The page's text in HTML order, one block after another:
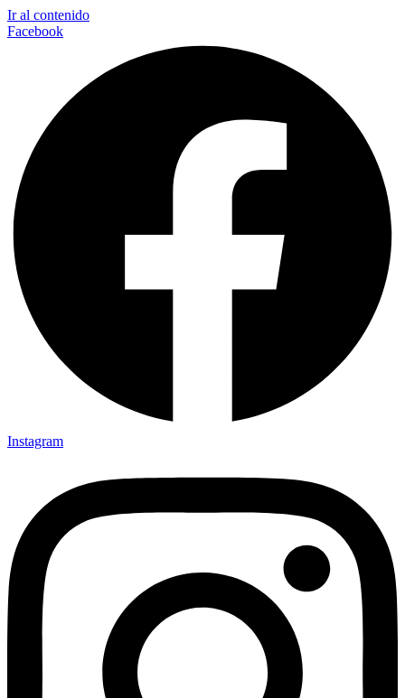
Ir al contenido
Facebook
Instagram